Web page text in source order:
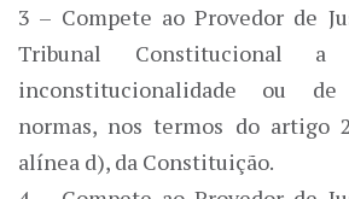
3 – Compete ao Provedor de
Tribunal Constitucional a
inconstitucionalidade ou
normas, nos termos do artigo
alínea d), da Constituição.